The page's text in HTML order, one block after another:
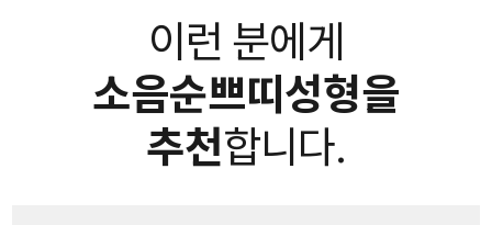
이런 분에게
소음순쁘띠성형을
추천합니다.